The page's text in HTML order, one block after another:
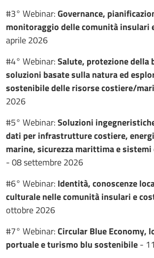
#3° Webinar:Governance,
monitoraggio delle comunità insulari
aprile 2026
#4° Webinar:Salute, protezione della
soluzioni basate sulla natura ed
sostenibile delle risorse costiere/
2026
#5° Webinar:Soluzioni
dati per infrastrutture costiere,
marine, sicurezza marittima e
- 08 settembre 2026
#6° Webinar: Identità, conoscenze
culturale nelle comunità insulari e
ottobre 2026
#7° Webinar:Circular Blue Economy,
portuale e turismo blu sostenibile-